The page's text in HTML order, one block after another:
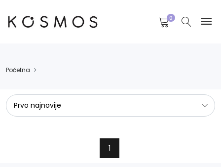
0
Početna
1